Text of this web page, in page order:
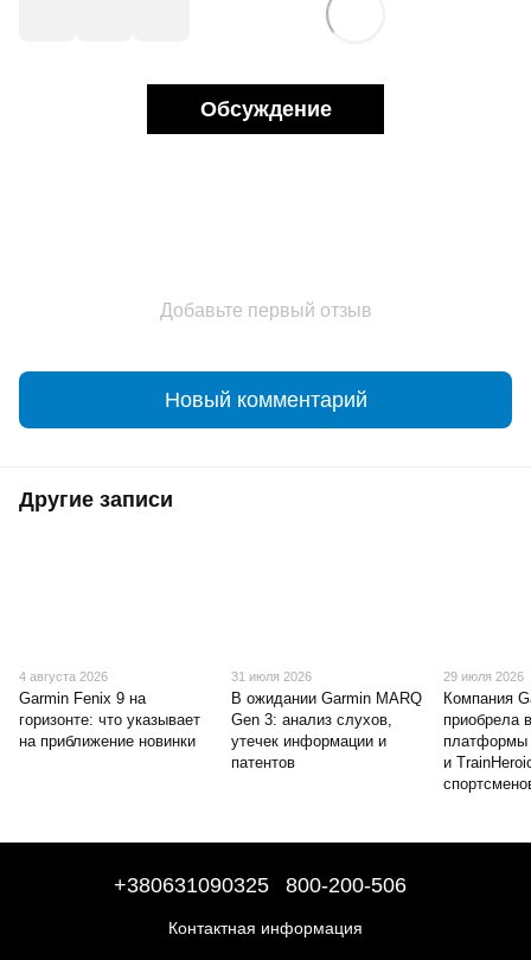
Обсуждение
Добавьте первый отзыв
Новый комментарий
Другие записи
4 августа 2026
Garmin Fenix 9 на
горизонте: что указывает
на приближение новинки
31 июля 2026
В ожидании Garmin MARQ
Gen 3: анализ слухов,
утечек информации и
патентов
29 июля 2026
Компания
приобрела
платформы
и
+380631090325 800-200-506
Контактная информация